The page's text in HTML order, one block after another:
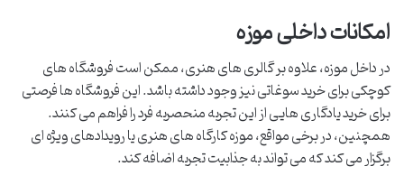
امکانات داخلی موزه
در داخل موزه، علاوه بر گالری های هنری، ممکن است فروشگاه های
کوچکی برای خرید سوغاتی نیز وجود داشته باشد. این فروشگاه ها فرصتی
برای خرید یادگاری هایی از این تجربه منحصربه فرد را فراهم می کنند.
همچنین، در برخی مواقع، موزه کارگاه های هنری یا رویدادهای ویژه ای
برگزار می کند که می تواند به جذابیت تجربه اضافه کند.